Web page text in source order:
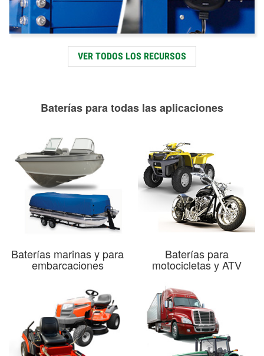
VER TODOS LOS RECURSOS
Baterías para todas las aplicaciones
Baterías marinas y para
embarcaciones
Baterías para
motocicletas y ATV